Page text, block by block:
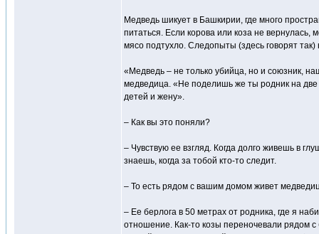
Медведь шикует в Башкирии, где много
питаться. Если корова или коза не
мясо подтухло. Следопыты (здесь говорят
«Медведь – не только убийца, но и союзник,
медведица. «Не поделишь же ты родник на
детей и жену».
– Как вы это поняли?
– Чувствую ее взгляд. Когда долго живешь в
знаешь, когда за тобой кто-то следит.
– То есть рядом с вашим домом живет
– Ее берлога в 50 метрах от родника, где я
отношение. Как-то козы переночевали рядом